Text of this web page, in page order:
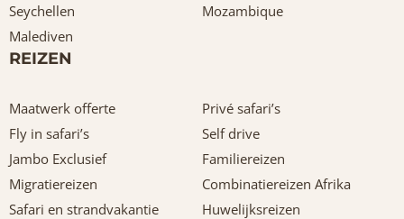
Seychellen
Mozambique
Malediven
REIZEN
Maatwerk offerte
Privé safari’s
Fly in safari’s
Self drive
Jambo Exclusief
Familiereizen
Migratiereizen
Combinatiereizen Afrika
Safari en strandvakantie
Huwelijksreizen